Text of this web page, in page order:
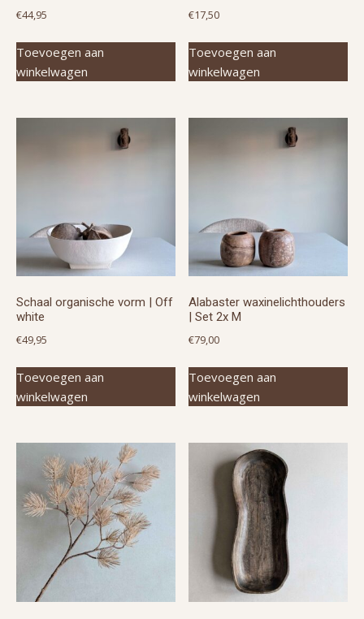
€44,95
Toevoegen aan
winkelwagen
€17,50
Toevoegen aan
winkelwagen
Schaal organische vorm | Off
white
€49,95
Toevoegen aan
winkelwagen
Alabaster waxinelichthouders
| Set 2x M
€79,00
Toevoegen aan
winkelwagen